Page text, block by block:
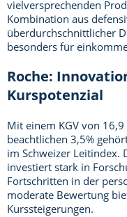
vielversprechenden
Kombination aus
überdurchschnittlicher
besonders für
Roche:
Kurspotenzial
Mit einem KGV von
beachtlichen 3,5%
im Schweizer Leitindex.
investiert stark in
Fortschritten in der
moderate Bewertung
Kurssteigerungen.